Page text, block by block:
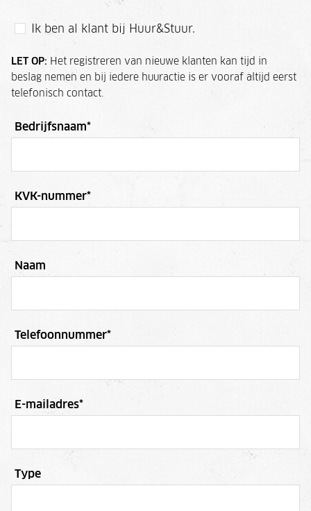
Ik ben al klant bij Huur&Stuur.
LET OP: Het registreren van nieuwe klanten kan tijd in
beslag nemen en bij iedere huuractie is er vooraf altijd eerst
telefonisch contact.
Bedrijfsnaam*
KVK-nummer*
Naam
Telefoonnummer*
E-mailadres*
Type